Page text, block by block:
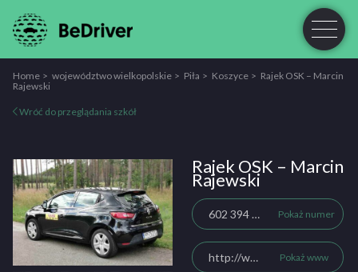
Home województwo wielkopolskie Piła Koszyce
Rajek OSK – Marcin
Rajewski
Wróć do przeglądania szkół
Rajek OSK – Marcin
Rajewski
602 394 830 Pokaż numer
http://www.rajek-pila.pl Pokaż www